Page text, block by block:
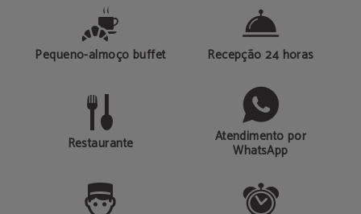
Pequeno-almoço buffet Recepção 24 horas
Restaurante Atendimento por
WhatsApp